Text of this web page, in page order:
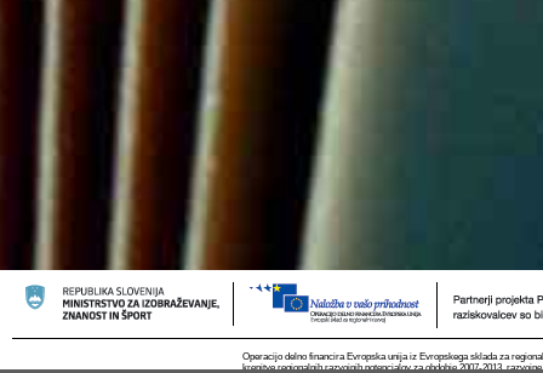
Operacijo delno financira Evropska unija iz Evropskega sklada za
krepitve regionalnih razvojnih potencialov za obdobje 2007-2013,